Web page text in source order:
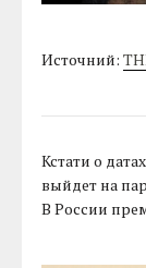
Источний:
Кстати о
выйдет на
В России